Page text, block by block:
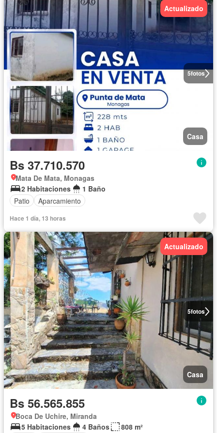
5fotos
Actualizado
Casa
Bs 37.710.570
Mata De Mata, Monagas
2 Habitaciones
1 Baño
Patio
Aparcamiento
Hace 1 día, 13 horas
5fotos
Actualizado
Casa
Bs 56.565.855
Boca De Uchire, Miranda
5 Habitaciones
4 Baños
808 m²